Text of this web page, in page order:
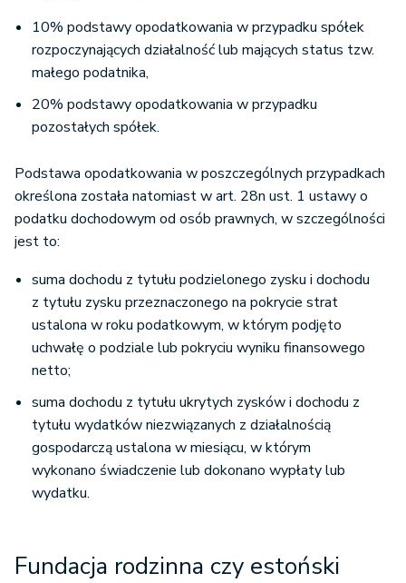
10% podstawy opodatkowania w przypadku spółek
rozpoczynających działalność lub mających status tzw.
małego podatnika,
20% podstawy opodatkowania w przypadku
pozostałych spółek.
Podstawa opodatkowania w poszczególnych przypadkach
określona została natomiast w art. 28n ust. 1 ustawy o
podatku dochodowym od osób prawnych, w szczególności
jest to:
suma dochodu z tytułu podzielonego zysku i dochodu
z tytułu zysku przeznaczonego na pokrycie strat
ustalona w roku podatkowym, w którym podjęto
uchwałę o podziale lub pokryciu wyniku finansowego
netto;
suma dochodu z tytułu ukrytych zysków i dochodu z
tytułu wydatków niezwiązanych z działalnością
gospodarczą ustalona w miesiącu, w którym
wykonano świadczenie lub dokonano wypłaty lub
wydatku.
Fundacja rodzinna czy estoński